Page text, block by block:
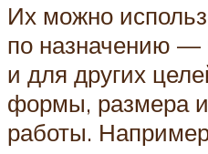
Их можно
по назначению —
и для других
формы, размера
работы.